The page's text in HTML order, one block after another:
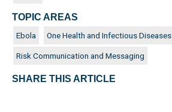
TOPIC AREAS
Ebola One Health and Infectious Diseases
Risk Communication and Messaging
SHARE THIS ARTICLE